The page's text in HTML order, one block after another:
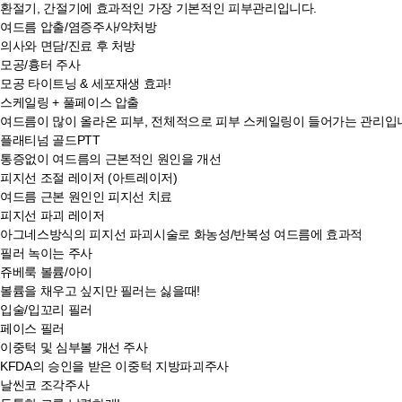
환절기, 간절기에 효과적인 가장 기본적인 피부관리입니다.
여드름 압출/염증주사/약처방
의사와 면담/진료 후 처방
모공/흉터 주사
모공 타이트닝 & 세포재생 효과!
스케일링 + 풀페이스 압출
여드름이 많이 올라온 피부, 전체적으로 피부 스케일링이 들어가는 관리입
플래티넘 골드PTT
통증없이 여드름의 근본적인 원인을 개선
피지선 조절 레이저 (아트레이저)
여드름 근본 원인인 피지선 치료
피지선 파괴 레이저
아그네스방식의 피지선 파괴시술로 화농성/반복성 여드름에 효과적
필러 녹이는 주사
쥬베룩 볼륨/아이
볼륨을 채우고 싶지만 필러는 싫을때!
입술/입꼬리 필러
페이스 필러
이중턱 및 심부볼 개선 주사
KFDA의 승인을 받은 이중턱 지방파괴주사
날씬코 조각주사